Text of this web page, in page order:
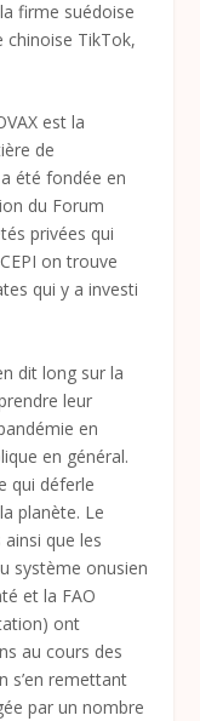
firme suédoise
chinoise TikTok,
est la
de
été fondée en
du Forum
privées qui
on trouve
qui y a investi
dit long sur la
leur
en
en général.
qui déferle
planète. Le
que les
système onusien
et la FAO
ont
au cours des
s’en remettant
par un nombre